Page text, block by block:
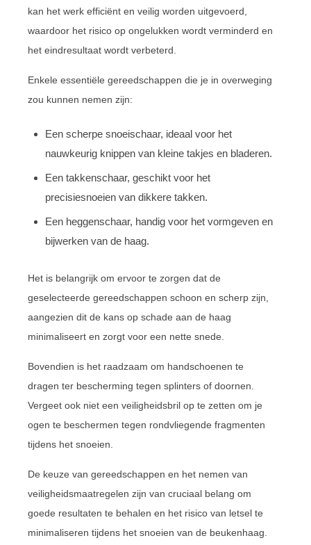
kan het werk efficiënt en veilig worden uitgevoerd,
waardoor het risico op ongelukken wordt verminderd en
het eindresultaat wordt verbeterd.
Enkele essentiële gereedschappen die je in overweging
zou kunnen nemen zijn:
Een scherpe snoeischaar, ideaal voor het
nauwkeurig knippen van kleine takjes en bladeren.
Een takkenschaar, geschikt voor het
precisiesnoeien van dikkere takken.
Een heggenschaar, handig voor het vormgeven en
bijwerken van de haag.
Het is belangrijk om ervoor te zorgen dat de
geselecteerde gereedschappen schoon en scherp zijn,
aangezien dit de kans op schade aan de haag
minimaliseert en zorgt voor een nette snede.
Bovendien is het raadzaam om handschoenen te
dragen ter bescherming tegen splinters of doornen.
Vergeet ook niet een veiligheidsbril op te zetten om je
ogen te beschermen tegen rondvliegende fragmenten
tijdens het snoeien.
De keuze van gereedschappen en het nemen van
veiligheidsmaatregelen zijn van cruciaal belang om
goede resultaten te behalen en het risico van letsel te
minimaliseren tijdens het snoeien van de beukenhaag.